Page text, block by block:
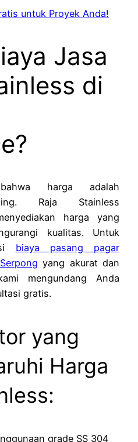
untuk Proyek Anda!
Jasa
di
harga adalah
Raja Stainless
harga yang
kualitas. Untuk
biaya pasang pagar
yang akurat dan
mengundang Anda
gratis.
yang
Harga
grade SS 304